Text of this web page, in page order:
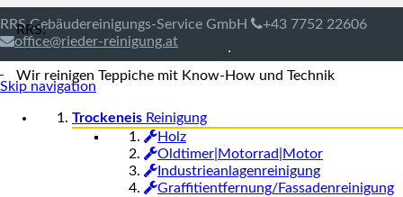
RRS Gebäudereinigungs-Service GmbH
+43 7752 22606
office@rieder-reinigung.at
Skip navigation
Trockeneis Reinigung
Holz
Oldtimer|Motorrad|Motor
Industrieanlagenreinigung
Graffitientfernung/Fassadenreinigung
RRS:
Wir reinigen Teppiche mit Know-How und Technik